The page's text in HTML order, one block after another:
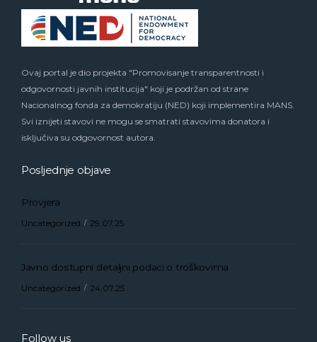
Ovaj portal je dio projekta "Promovisanje transparentnosti i
odgovornosti javnih institucija" koji je podržan od strane
Nacionalnog fonda za demokratiju (NED) koji implementira MANS.
Svi iznijeti stavovi ne mogu se smatrati stavovima donatora i
isključiva su odgovornost autora.
Posljednje objave
Provjera
Uncategorized 29.07.25
Javno dostupni detaljni podaci o troškovima
Uncategorized 24.07.25
Follow us